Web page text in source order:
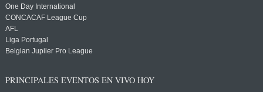
One Day International
CONCACAF League Cup
AFL
Liga Portugal
Belgian Jupiler Pro League
PRINCIPALES EVENTOS EN VIVO HOY